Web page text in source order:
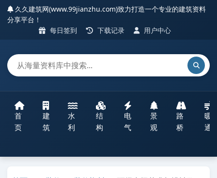
久久建筑网(www.99jianzhu.com)致力打造一个专业的建筑资料
分享平台！
每日签到
下载记录 用户中心
首
页
建
筑
水
利
结
构
电
气
景
观
路
桥
暖
通